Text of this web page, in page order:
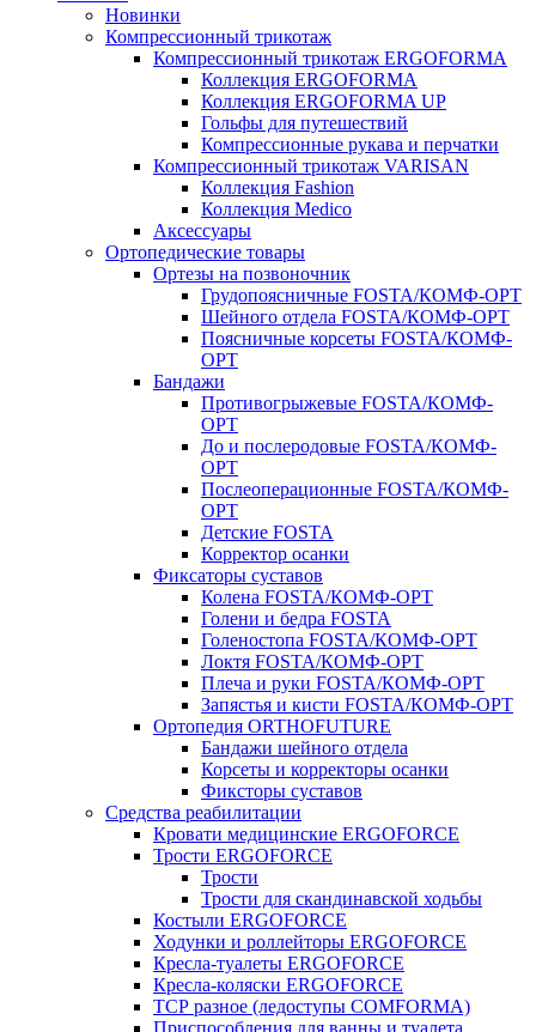
Новинки
Компрессионный трикотаж
Компрессионный трикотаж ERGOFORMA
Коллекция ERGOFORMA
Коллекция ERGOFORMA UP
Гольфы для путешествий
Компрессионные рукава и перчатки
Компрессионный трикотаж VARISAN
Коллекция Fashion
Коллекция Medico
Аксессуары
Ортопедические товары
Ортезы на позвоночник
Грудопоясничные FOSTA/КОМФ-ОРТ
Шейного отдела FOSTA/КОМФ-ОРТ
Поясничные корсеты FOSTA/КОМФ-
ОРТ
Бандажи
Противогрыжевые FOSTA/КОМФ-
ОРТ
До и послеродовые FOSTA/КОМФ-
ОРТ
Послеоперационные FOSTA/КОМФ-
ОРТ
Детские FOSTA
Корректор осанки
Фиксаторы суставов
Колена FOSTA/КОМФ-ОРТ
Голени и бедра FOSTA
Голеностопа FOSTA/КОМФ-ОРТ
Локтя FOSTA/КОМФ-ОРТ
Плеча и руки FOSTA/КОМФ-ОРТ
Запястья и кисти FOSTA/КОМФ-ОРТ
Ортопедия ORTHOFUTURE
Бандажи шейного отдела
Корсеты и корректоры осанки
Фиксторы суставов
Средства реабилитации
Кровати медицинские ERGOFORCE
Трости ERGOFORCE
Трости
Трости для скандинавской ходьбы
Костыли ERGOFORCE
Ходунки и роллейторы ERGOFORCE
Кресла-туалеты ERGOFORCE
Кресла-коляски ERGOFORCE
ТСР разное (ледоступы COMFORMA)